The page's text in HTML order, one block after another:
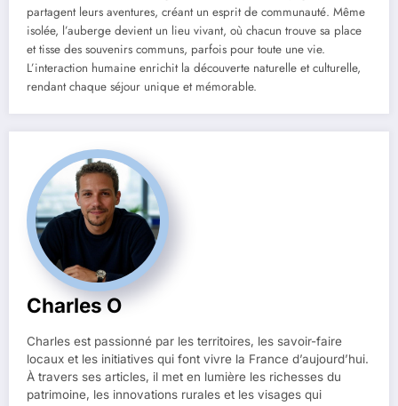
partagent leurs aventures, créant un esprit de communauté. Même
isolée, l’auberge devient un lieu vivant, où chacun trouve sa place
et tisse des souvenirs communs, parfois pour toute une vie.
L’interaction humaine enrichit la découverte naturelle et culturelle,
rendant chaque séjour unique et mémorable.
Charles O
Charles est passionné par les territoires, les savoir-faire
locaux et les initiatives qui font vivre la France d’aujourd’hui.
À travers ses articles, il met en lumière les richesses du
patrimoine, les innovations rurales et les visages qui